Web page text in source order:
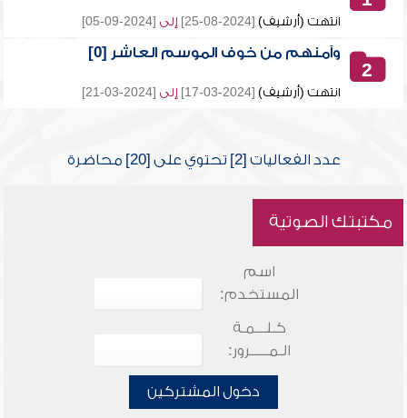
انتهت (أرشيف) [2024-08-25] إلى [2024-09-05]
2
وآمنهم من خوف الموسم العاشر [0]
انتهت (أرشيف) [2024-03-17] إلى [2024-03-21]
عدد الفعاليات [2] تحتوي على [20] محاضرة
مكتبتك الصوتية
اسم
المستخدم:
كـلـــمـة
الـمـــــرور:
دخول المشتركين